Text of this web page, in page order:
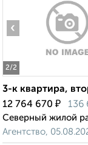
2/2
‹
3-к квартира,
12 764 670 ₽ 136
Северный жилой
Агентство,